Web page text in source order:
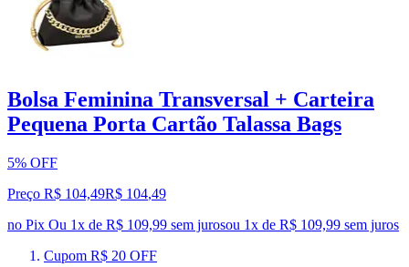
Bolsa Feminina Transversal + Carteira
Pequena Porta Cartão Talassa Bags
5% OFF
Preço R$ 104,49R$ 104,49
no Pix Ou 1x de R$ 109,99 sem jurosou 1x de R$ 109,99 sem juros
Cupom R$ 20 OFF